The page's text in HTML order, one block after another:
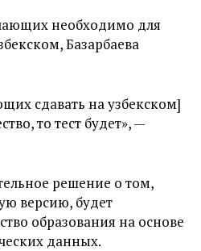
необходимо для
Базарбаева
сдавать на узбекском]
то тест будет», —
решение о том,
версию, будет
образования на основе
данных.